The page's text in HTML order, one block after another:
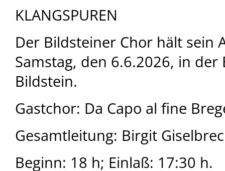
KLANGSPUREN
Der Bildsteiner Chor hält sein
Samstag, den 6.6.2026, in der
Bildstein.
Gastchor: Da Capo al fine
Gesamtleitung: Birgit
Beginn: 18 h; Einlaß: 17:30 h.